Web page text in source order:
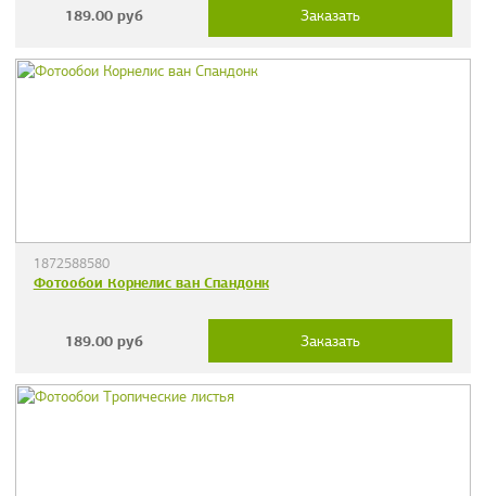
189.00 руб Заказать
1872588580
Фотообои Корнелис ван Спандонк
189.00 руб Заказать